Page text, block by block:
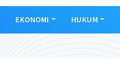
EKONOMI HUKUM